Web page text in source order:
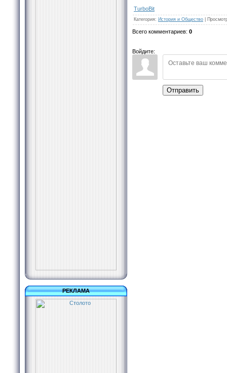
РЕКЛАМА
TurbоBit
Категория: История и Общество
Всего комментариев: 0
Войдите:
Отправить